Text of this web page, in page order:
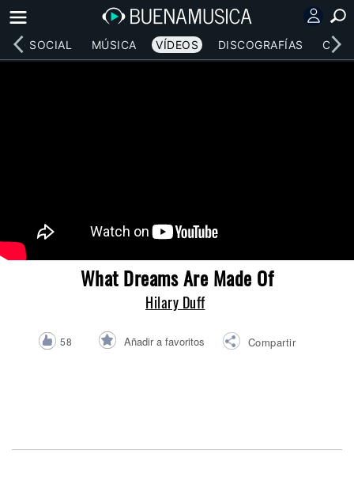
RED SOCIAL MÚSICA VÍDEOS DISCOGRAFÍAS
What Dreams Are Made Of
Hilary Duff
58 Añadir a favoritos Compartir